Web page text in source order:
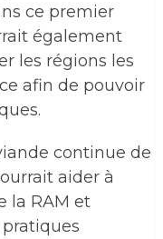
ce premier
également
les régions les
afin de pouvoir
continue de
aider à
la RAM et